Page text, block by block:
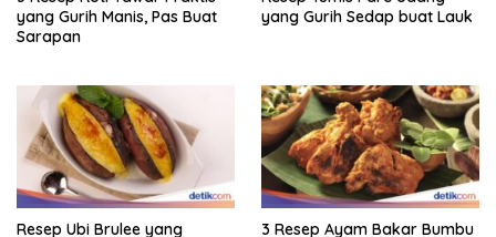
yang Gurih Manis, Pas Buat
Sarapan
yang Gurih Sedap buat Lauk
Resep Ubi Brulee yang
3 Resep Ayam Bakar Bumbu